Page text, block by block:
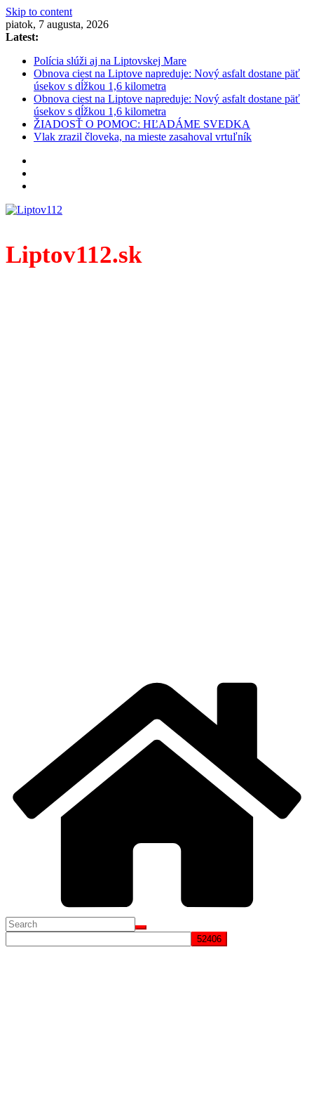
Skip to content
piatok, 7 augusta, 2026
Latest:
Polícia slúži aj na Liptovskej Mare
Obnova ciest na Liptove napreduje: Nový asfalt dostane päť
úsekov s dĺžkou 1,6 kilometra
Obnova ciest na Liptove napreduje: Nový asfalt dostane päť
úsekov s dĺžkou 1,6 kilometra
ŽIADOSŤ O POMOC: HĽADÁME SVEDKA
Vlak zrazil človeka, na mieste zasahoval vrtuľník
Liptov112.sk